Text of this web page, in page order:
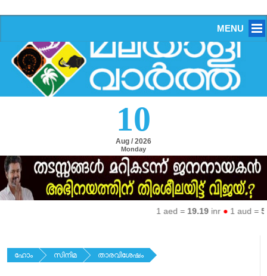
MENU
10
Aug / 2026
Monday
1 aed =19.19inr●1 aud =
ഹോം സിനിമ താരവിശേഷം